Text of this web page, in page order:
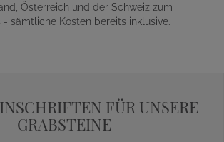
Österreich und der Schweiz zum
- sämtliche Kosten bereits inklusive.
FÜR UNSERE
GRABSTEINE